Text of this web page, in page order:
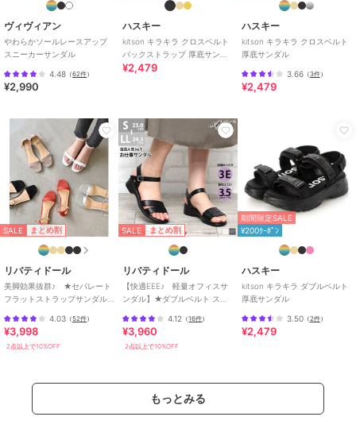
ヴィヴィアン
やわらかソールレースアップ
スニーカーサンダル
4.48 （62件）
¥2,990
ハスキー
kitson キラキラ クロスベルト
バックストラップ 厚底サンダ
ル
¥2,479
ハスキー
kitson キラキラ クロスベルト
厚底サンダル
3.66（3件）
¥2,479
SALE まとめ割
リバティドール
美脚効果抜群♪ ★セパレート
フラットストラップサンダル
4.03 （52件）
¥3,998
2点以上で10%OFF
SALE まとめ割
リバティドール
【快適EEE♪ 軽量オフィスサ
ンダル】★ダブルベルト スト
4.12 （16件）
¥3,960
2点以上で10%OFF
期間限定SALE
¥200ｸｰﾎﾟﾝ
ハスキー
kitson キラキラ ダブルベルト
厚底サンダル
3.50（2件）
¥2,479
もっとみる